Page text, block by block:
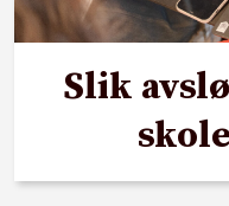
Slik